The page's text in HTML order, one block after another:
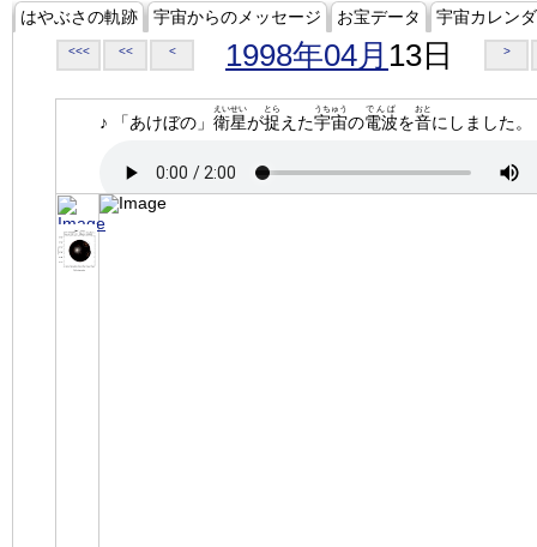
はやぶさの軌跡 宇宙からのメッセージ お宝データ 宇宙カレン
<<< << < 1998年04月 13日 >
♪ 「あけぼの」 衛星
えいせい
が捉
とら
えた宇宙
うちゅう
の電波
でんぱ
を音
おと
にしました。